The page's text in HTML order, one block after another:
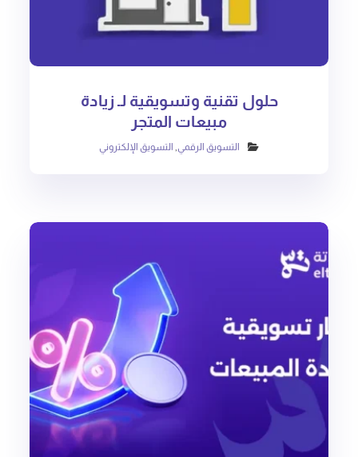
حلول تقنية وتسويقية لـ زيادة
مبيعات المتجر
التسويق الرقمي التسويق الإلكتروني